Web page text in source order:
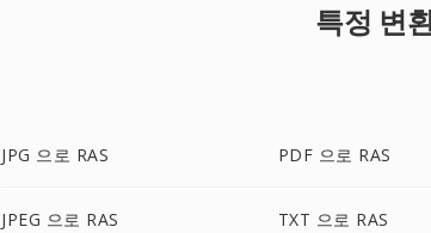
특정 변
JPG 으로 RAS PDF 으로 RAS
JPEG 으로 RAS TXT 으로 RAS